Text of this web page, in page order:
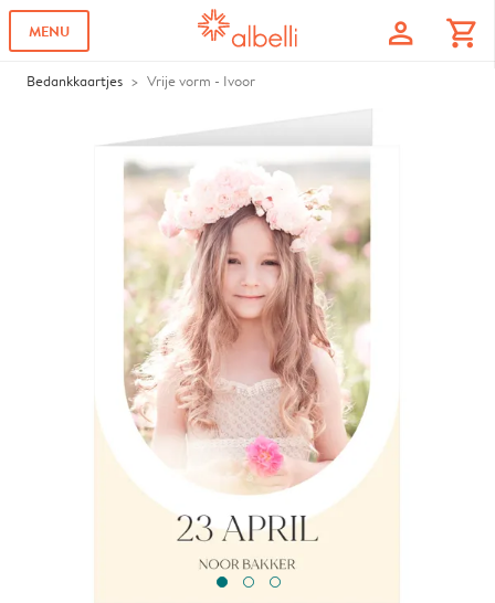
MENU profile shopping_cart
Bedankkaartjes Vrije vorm - Ivoor